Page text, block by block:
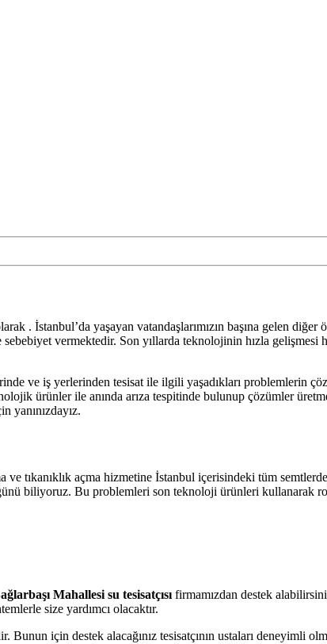
. İstanbul’da yaşayan vatandaşlarımızın başına gelen
vermektedir. Son yıllarda teknolojinin hızla gelişmesi
ve iş yerlerinden tesisat ile ilgili yaşadıkları problemlerin
ürünler ile anında arıza tespitinde bulunup çözümler
yanınızdayız.
ve tıkanıklık açma hizmetine İstanbul içerisindeki tüm
biliyoruz. Bu problemleri son teknoloji ürünleri kullanarak
Mahallesi su tesisatçısı firmamızdan destek
size yardımcı olacaktır.
için destek alacağınız tesisatçının ustaları deneyimli